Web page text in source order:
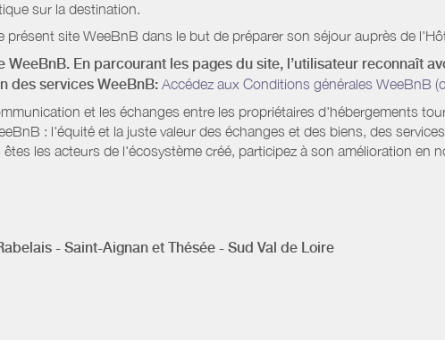
sur la destination.
site WeeBnB dans le but de préparer son séjour auprès de
En parcourant les pages du site, l’utilisateur reconnaît
des services WeeBnB: Accédez aux Conditions générales WeeBnB
et les échanges entre les propriétaires d'hébergements
: l'équité et la juste valeur des échanges et des biens, des
les acteurs de l'écosystème créé, participez à son amélioration en
- Saint-Aignan et Thésée - Sud Val de Loire